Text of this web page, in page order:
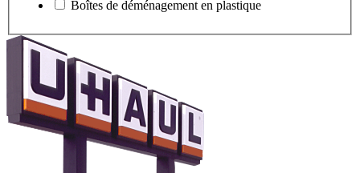
Boîtes de déménagement en plastique